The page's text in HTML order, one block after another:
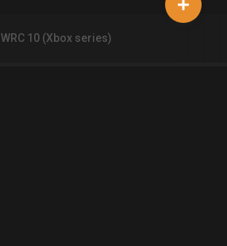
WRC 10 (Xbox series)